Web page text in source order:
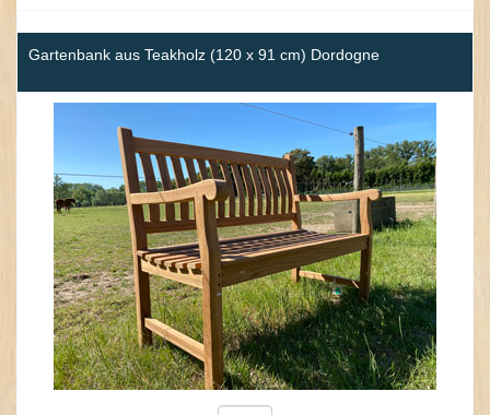
Gartenbank aus Teakholz (120 x 91 cm) Dordogne